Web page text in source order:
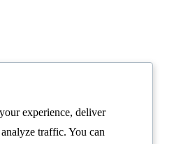
experience, deliver
traffic. You can